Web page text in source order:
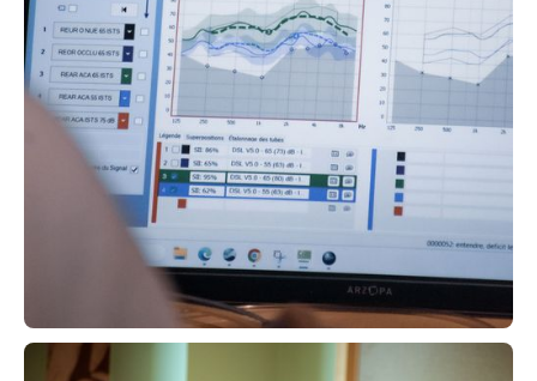
Voir le programme
prochaine session